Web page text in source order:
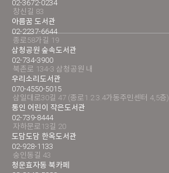
02-3672-0234
창신길 83
아름꿈 도서관
02-2237-6644
종로58가길 19
삼청공원 숲속도서관
02-734-3900
북촌로 134-3 삼청공원 내
우리소리도서관
070-4550-5015
삼일대로30길 47 (종로1.2.3.4가동주민센터 4,5층)
통인 어린이 작은도서관
02-739-8444
자하문로13길 20
도담도담 한옥도서관
02-928-1133
숭인동길 43
청운효자동 북카페